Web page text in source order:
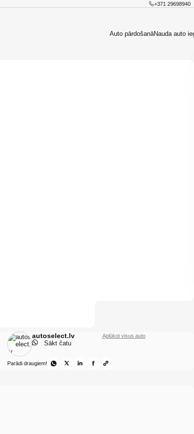
+371 29698940
Auto pārdošanāNauda auto
autoselect.lv
Sākt čatu
Aplūkot visus auto
Parādi draugiem!